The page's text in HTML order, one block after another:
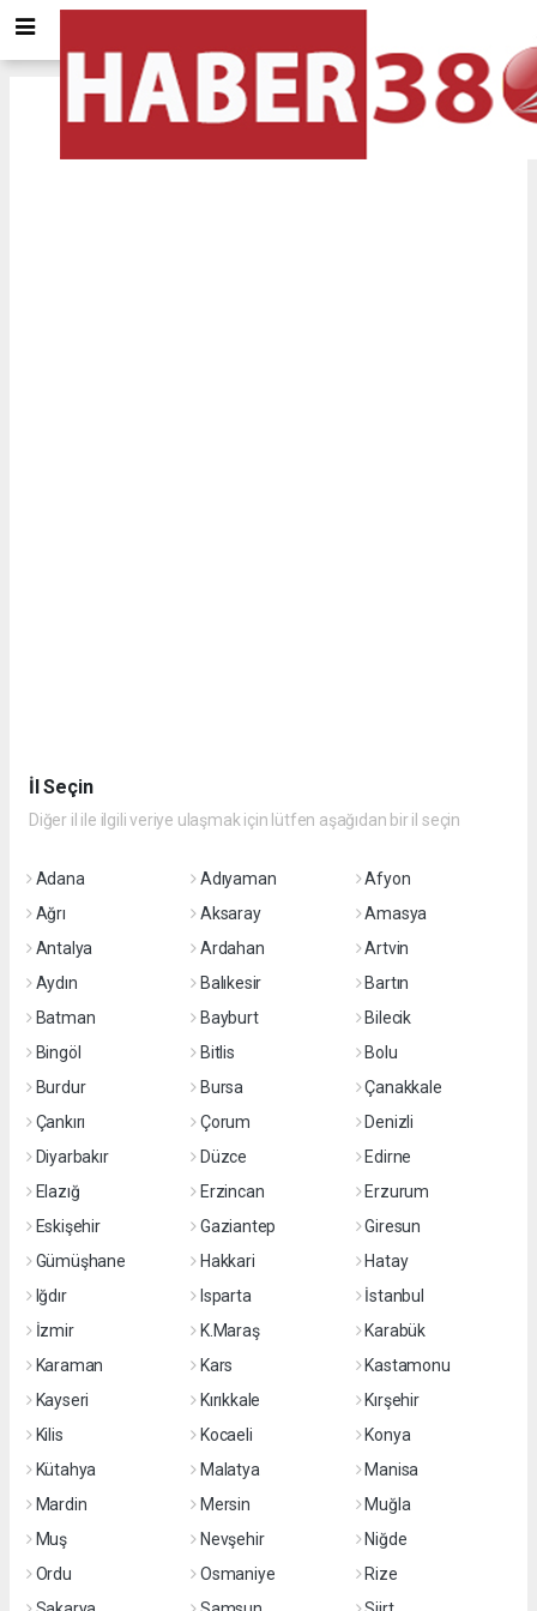
Kastamonuiçin Tol ve Trafik durumu
İl Seçin
Diğer il ile ilgili veriye ulaşmak için lütfen aşağıdan bir il seçin
Adana Adıyaman
Afyon
Ağrı
Aksaray
Amasya
Antalya
Ardahan
Artvin
Aydın
Balıkesir
Bartın
Batman
Bayburt
Bilecik
Bingöl
Bitlis
Bolu
Burdur
Bursa
Çanakkale
Çankırı
Çorum
Denizli
Diyarbakır
Düzce
Edirne
Elazığ
Erzincan
Erzurum
Eskişehir
Gaziantep
Giresun
Gümüşhane
Hakkari
Hatay
Iğdır
Isparta
İstanbul
İzmir
K.Maraş
Karabük
Karaman
Kars
Kastamonu
Kayseri
Kırıkkale
Kırşehir
Kilis
Kocaeli
Konya
Kütahya
Malatya
Manisa
Mardin
Mersin
Muğla
Muş
Nevşehir
Niğde
Ordu
Osmaniye
Rize